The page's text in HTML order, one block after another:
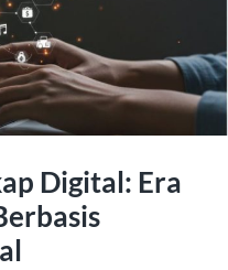
Digital: Era